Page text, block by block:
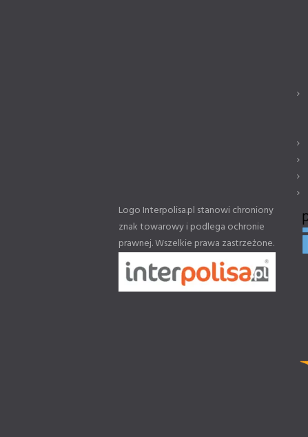
Logo Interpolisa.pl stanowi chroniony
znak towarowy i podlega ochronie
prawnej. Wszelkie prawa zastrzeżone.